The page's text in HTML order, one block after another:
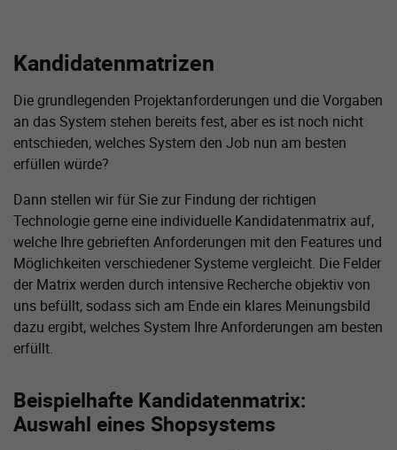
Kandidatenmatrizen
Die grundlegenden Projektanforderungen und die Vorgaben
an das System stehen bereits fest, aber es ist noch nicht
entschieden, welches System den Job nun am besten
erfüllen würde?
Dann stellen wir für Sie zur Findung der richtigen
Technologie gerne eine individuelle Kandidatenmatrix auf,
welche Ihre gebrieften Anforderungen mit den Features und
Möglichkeiten verschiedener Systeme vergleicht. Die Felder
der Matrix werden durch intensive Recherche objektiv von
uns befüllt, sodass sich am Ende ein klares Meinungsbild
dazu ergibt, welches System Ihre Anforderungen am besten
erfüllt.
Beispielhafte Kandidatenmatrix:
Auswahl eines Shopsystems